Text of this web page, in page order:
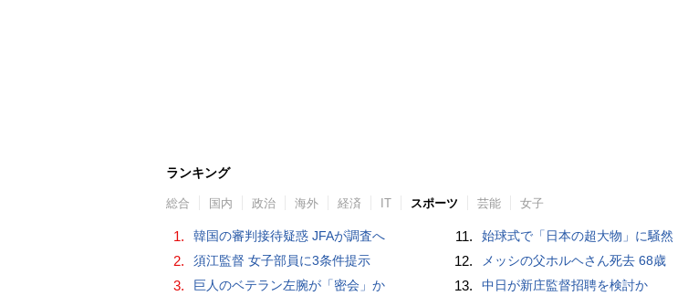
ランキング
総合 国内 政治 海外 経済 IT スポーツ 芸能 女子
1. 韓国の審判接待疑惑 JFAが調査へ
2. 須江監督 女子部員に3条件提示
3. 巨人のベテラン左腕が「密会」か
11. 始球式で「日本の超大物」に騒然
12. メッシの父ホルヘさん死去 68歳
13. 中日が新庄監督招聘を検討か